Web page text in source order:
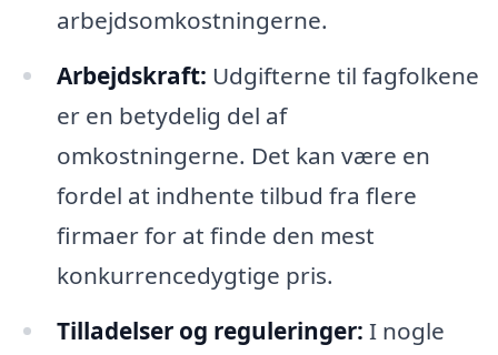
arbejdsomkostningerne.
Arbejdskraft: Udgifterne til fagfolkene
er en betydelig del af
omkostningerne. Det kan være en
fordel at indhente tilbud fra flere
firmaer for at finde den mest
konkurrencedygtige pris.
Tilladelser og reguleringer: I nogle